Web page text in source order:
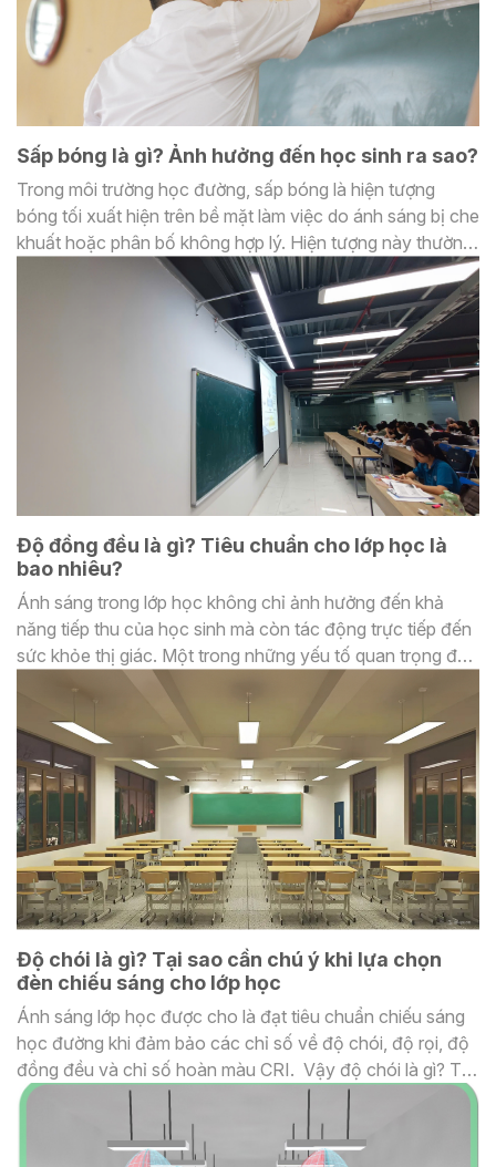
Sấp bóng là gì? Ảnh hưởng đến học sinh ra sao?
Trong môi trường học đường, sấp bóng là hiện tượng
bóng tối xuất hiện trên bề mặt làm việc do ánh sáng bị che
khuất hoặc phân bố không hợp lý. Hiện tượng này thường
xảy ra khi đèn chiếu sáng không được bố trí đúng cách
hoặc khi học sinh ngồi viết với nguồn sáng đặt sai vị trí,
gây cản trở tầm nhìn và ảnh hưởng đến khả năng học tập.
Độ đồng đều là gì? Tiêu chuẩn cho lớp học là
bao nhiêu?
Ánh sáng trong lớp học không chỉ ảnh hưởng đến khả
năng tiếp thu của học sinh mà còn tác động trực tiếp đến
sức khỏe thị giác. Một trong những yếu tố quan trọng để
đảm bảo chất lượng chiếu sáng học đường là độ đồng
đều ánh sáng – chỉ số phản ánh sự phân bố ánh sáng trên
bề mặt làm việc, giúp giảm thiểu mỏi mắt và nâng cao hiệu
suất học tập.
Độ chói là gì? Tại sao cần chú ý khi lựa chọn
đèn chiếu sáng cho lớp học
Ánh sáng lớp học được cho là đạt tiêu chuẩn chiếu sáng
học đường khi đảm bảo các chỉ số về độ chói, độ rọi, độ
đồng đều và chỉ số hoàn màu CRI. Vậy độ chói là gì? Tại
sao cần kiểm soát độ chói trong lớp học? Cùng tìm hiểu